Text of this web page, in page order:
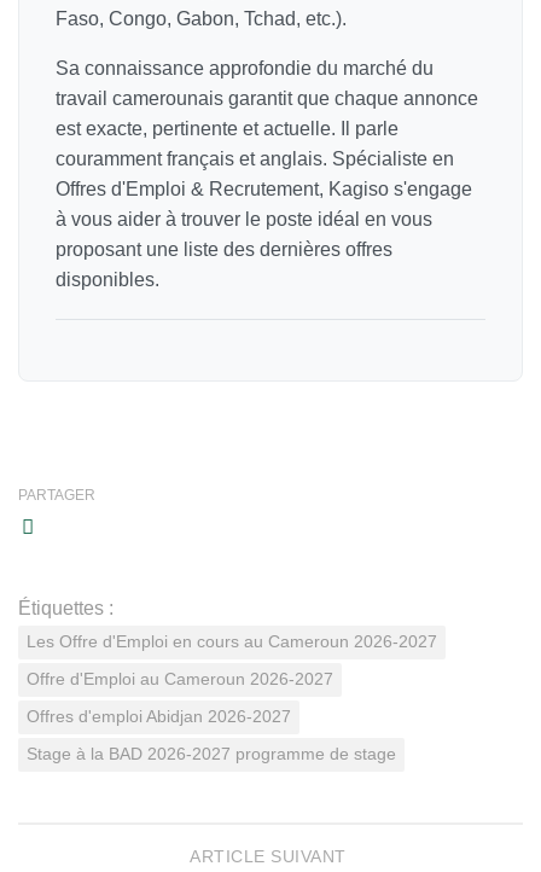
Faso, Congo, Gabon, Tchad, etc.).
Sa connaissance approfondie du marché du
travail camerounais garantit que chaque annonce
est exacte, pertinente et actuelle. Il parle
couramment français et anglais. Spécialiste en
Offres d'Emploi & Recrutement, Kagiso s'engage
à vous aider à trouver le poste idéal en vous
proposant une liste des dernières offres
disponibles.
PARTAGER
Étiquettes :
Les Offre d'Emploi en cours au Cameroun 2026-2027
Offre d'Emploi au Cameroun 2026-2027
Offres d'emploi Abidjan 2026-2027
Stage à la BAD 2026-2027 programme de stage
ARTICLE SUIVANT